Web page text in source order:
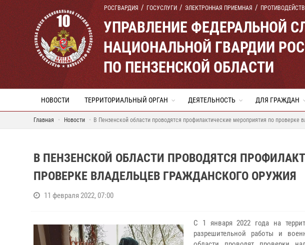
РОСГВАРДИЯ ГОСУСЛУГИ ЭЛЕКТРОННАЯ ПРИЕМНАЯ
УПРАВЛЕНИЕ ФЕДЕРАЛЬНОЙ
НАЦИОНАЛЬНОЙ ГВАРДИИ
ПО ПЕНЗЕНСКОЙ ОБЛАСТИ
НОВОСТИ ТЕРРИТОРИАЛЬНЫЙ ОРГАН ДЕЯТЕЛЬНОСТЬ ДЛЯ ГРАЖДАН
Главная Новости В Пензенской области проводятся профилактические мероприятия по проверке
В ПЕНЗЕНСКОЙ ОБЛАСТИ ПРОВОДЯТСЯ
ПРОВЕРКЕ ВЛАДЕЛЬЦЕВ ГРАЖДАНСКОГО ОРУЖИЯ
11 февраля 2022, 07:00
С 1 января 2022 года на
разрешительной работы и